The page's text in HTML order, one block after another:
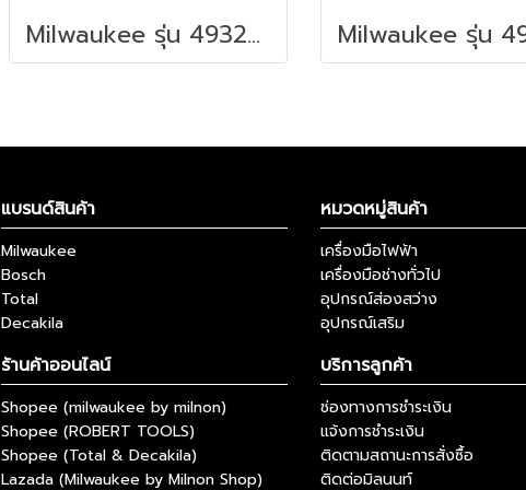
Milwaukee รุ่น 4932498644 PACKOUT™ ถาดเครื่องมือช่างสำหรับยึดกล่องเครื่องมือ รหัส 4932498644
แบรนด์สินค้า
Milwaukee
Bosch
Total
Decakila
หมวดหมู่สินค้า
เครื่องมือไฟฟ้า
เครื่องมือช่างทั่วไป
อุปกรณ์ส่องสว่าง
อุปกรณ์เสริม
ร้านค้าออนไลน์
Shopee (milwaukee by milnon)
Shopee (ROBERT TOOLS)
Shopee (Total & Decakila)
Lazada (Milwaukee by Milnon Shop)
บริการลูกค้า
ช่องทางการชำระเงิน
แจ้งการชำระเงิน
ติดตามสถานะการสั่งซื้อ
ติดต่อมิลนนท์